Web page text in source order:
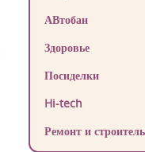
АВтобан
Здоровье
Посиделки
Hi-tech
Ремонт и